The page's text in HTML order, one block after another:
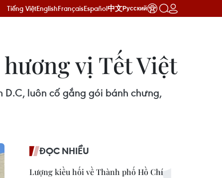
Tiếng ViệtEnglishFrançaisEspañol中文Русский
vị Tết Việt
D.C, luôn cố gắng gói bánh chưng,
ĐỌC NHIỀU
Lượng kiều hối về Thành phố Hồ Chí